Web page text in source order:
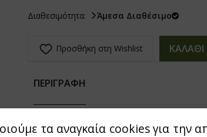
Διαθεσιμότητα: Άμεσα Διαθέσιμο
Προσθήκη στη Wishlist ΚΑΛΑΘΙ
ΠΕΡΙΓΡΑΦΗ
τα αναγκαία cookies για την